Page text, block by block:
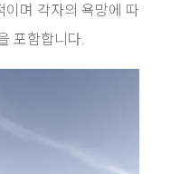
이며 각자의 욕망에 따
포함합니다.